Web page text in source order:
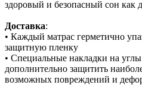
здоровый и безопасный сон как
Доставка:
• Каждый матрас герметично
защитную пленку
• Специальные накладки на
дополнительно защитить
возможных повреждений и